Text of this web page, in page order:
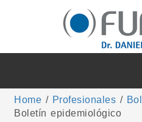
Home / Profesionales /
Boletín epidemiológico